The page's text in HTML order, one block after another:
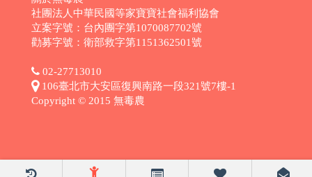
社團法人中華民國等家寶寶社會福利協會
立案字號：台內團字第1070087702號
勸募字號：衛部救字第1151362501號
02-27713010
106臺北市大安區復興南路一段321號7樓-1
Copyright © 2015 無毒農